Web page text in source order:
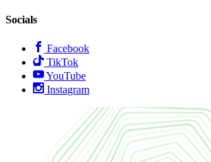
Socials
Facebook
TikTok
YouTube
Instagram